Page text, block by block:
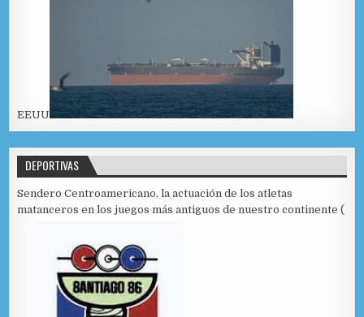
EEUU
DEPORTIVAS
Sendero Centroamericano, la actuación de los atletas
matanceros en los juegos más antiguos de nuestro continente (